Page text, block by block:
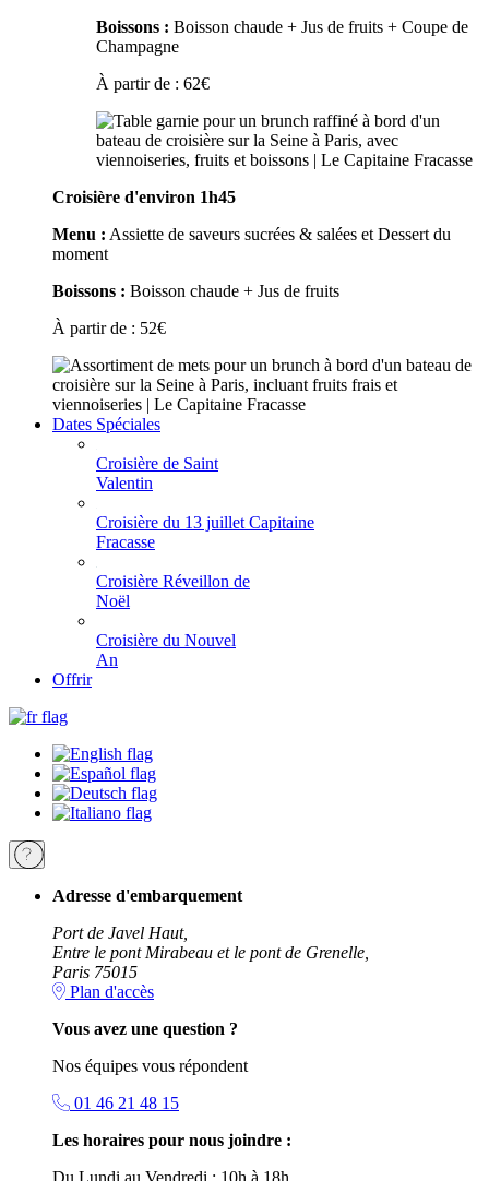
Boissons : Boisson chaude + Jus de fruits + Coupe de
Champagne
À partir de : 62€
Croisière d'environ 1h45
Menu : Assiette de saveurs sucrées & salées et Dessert du
moment
Boissons : Boisson chaude + Jus de fruits
À partir de : 52€
Dates Spéciales
Croisière de Saint
Valentin
Croisière du 13 juillet Capitaine
Fracasse
Croisière Réveillon de
Noël
Croisière du Nouvel
An
Offrir
Adresse d'embarquement
Port de Javel Haut,
Entre le pont Mirabeau et le pont de Grenelle,
Paris 75015
Plan d'accès
Vous avez une question ?
Nos équipes vous répondent
01 46 21 48 15
Les horaires pour nous joindre :